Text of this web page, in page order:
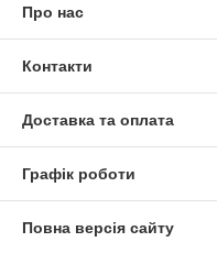
Про нас
Контакти
Доставка та оплата
Графік роботи
Повна версія сайту